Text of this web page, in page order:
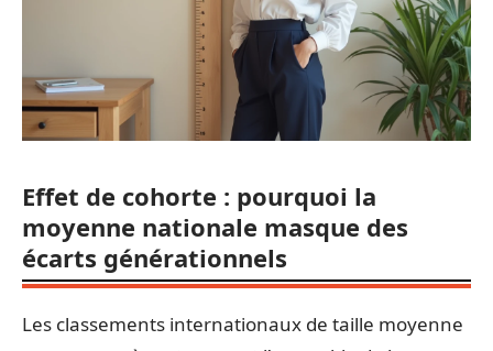
Effet de cohorte : pourquoi la
moyenne nationale masque des
écarts générationnels
Les classements internationaux de taille moyenne